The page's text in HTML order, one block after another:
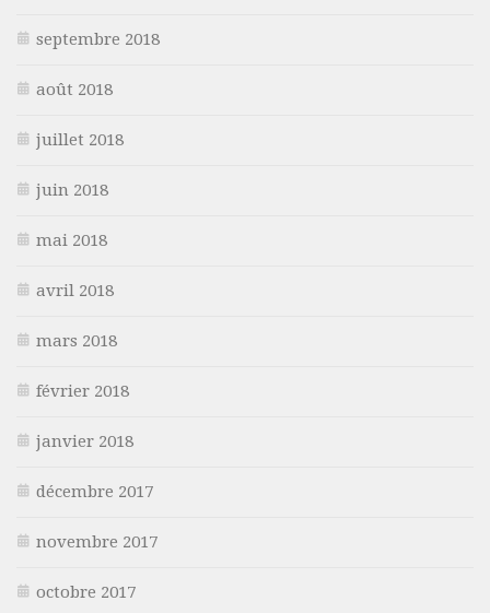
septembre 2018
août 2018
juillet 2018
juin 2018
mai 2018
avril 2018
mars 2018
février 2018
janvier 2018
décembre 2017
novembre 2017
octobre 2017